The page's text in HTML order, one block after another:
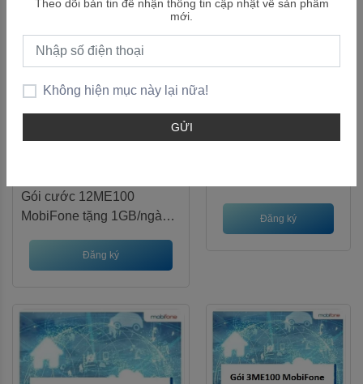
Theo dõi bản tin để nhận thông tin cập nhật về sản phẩm
mới.
Không hiện mục này lại nữa!
GỬI
Gói cước 12ME100
MobiFone tặng 1GB/ngày
không giới hạn TikTok,
YouTube, Facebook và
tiếng Anh Mobienglish.vn.
Đăng ký
khủng mỗi ngày mà
còn tặng kèm tài
cao kiến thức hiệu
quả.
Đăng ký